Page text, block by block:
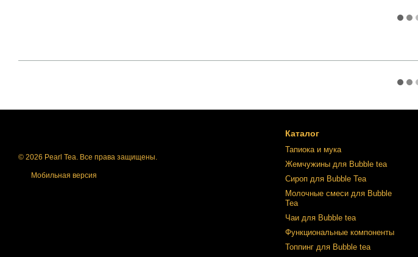
© 2026 Pearl Tea. Все права защищены.
Мобильная версия
Каталог
Тапиока и мука
Жемчужины для Bubble tea
Сироп для Bubble Tea
Молочные смеси для Bubble
Tea
Чаи для Bubble tea
Функциональные компоненты
Топпинг для Bubble tea